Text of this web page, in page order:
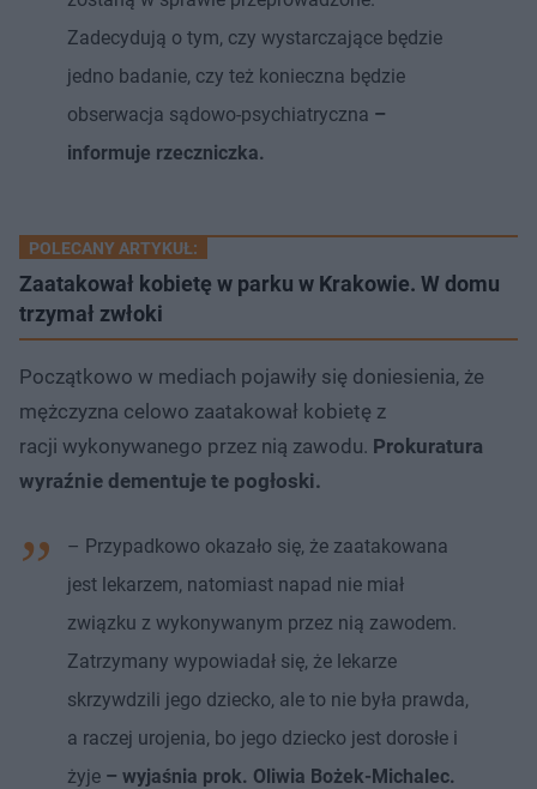
Zadecydują o tym, czy wystarczające będzie
jedno badanie, czy też konieczna będzie
obserwacja sądowo-psychiatryczna –
informuje rzeczniczka.
POLECANY ARTYKUŁ:
Zaatakował kobietę w parku w Krakowie. W domu
trzymał zwłoki
Początkowo w mediach pojawiły się doniesienia, że
mężczyzna celowo zaatakował kobietę z
racji wykonywanego przez nią zawodu. Prokuratura
wyraźnie dementuje te pogłoski.
– Przypadkowo okazało się, że zaatakowana
jest lekarzem, natomiast napad nie miał
związku z wykonywanym przez nią zawodem.
Zatrzymany wypowiadał się, że lekarze
skrzywdzili jego dziecko, ale to nie była prawda,
a raczej urojenia, bo jego dziecko jest dorosłe i
żyje – wyjaśnia prok. Oliwia Bożek-Michalec.